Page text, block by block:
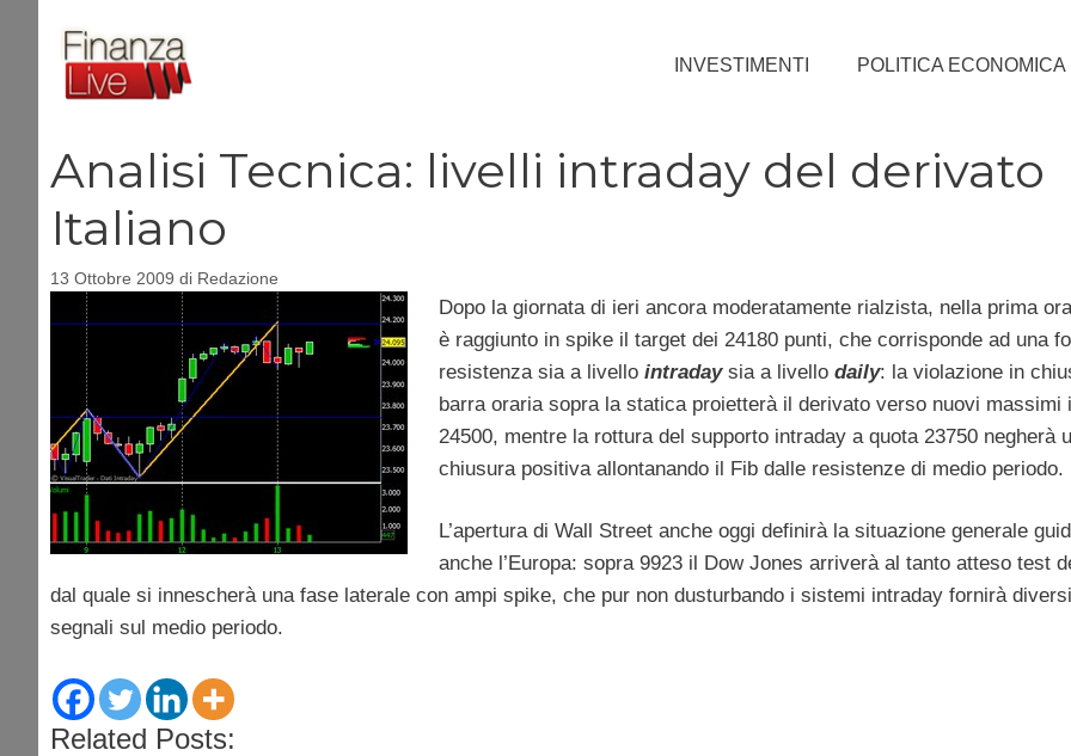
contenuto
INVESTIMENTI POLITICA ECONOMICA
Analisi Tecnica: livelli intraday del derivato
Italiano
13 Ottobre 2009 di Redazione
Dopo la giornata di ieri ancora moderatamente rialzista, nella prima
è raggiunto in spike il target dei 24180 punti, che corrisponde ad una
resistenza sia a livello intradaysia a livello daily: la violazione in
barra oraria sopra la statica proietterà il derivato verso nuovi massimi
24500, mentre la rottura del supporto intraday a quota 23750 negherà
chiusura positiva allontanando il Fib dalle resistenze di medio periodo.
L’apertura di Wall Street anche oggi definirà la situazione generale
anche l’Europa: sopra 9923 il Dow Jones arriverà al tanto atteso test
dal quale si innescherà una fase laterale con ampi spike, che pur non dusturbando i sistemi intraday fornirà
segnali sul medio periodo.
Related Posts: